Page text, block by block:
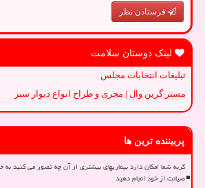
فرستادن نظر
لینک دوستان سلامت
تبلیغات انتخابات مجلس
مستر گرین وال | مجری و طراح انواع دیوار سبز
پربیننده ترین ها
گربه شما امکان دارد بیماریهای بیشتری از آن چه تصور می کنید به
صیانت از خود انجام دهید